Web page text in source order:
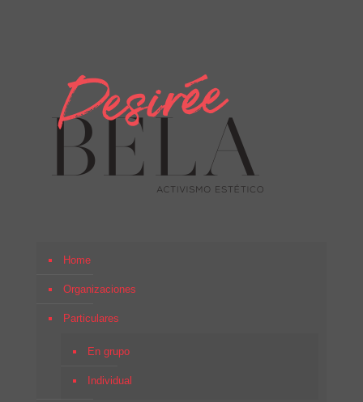
Home
Organizaciones
Particulares
En grupo
Individual